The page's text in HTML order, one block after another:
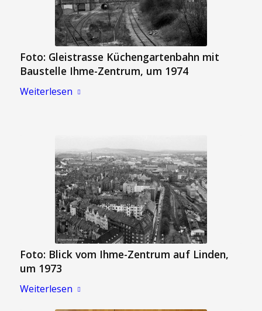
Foto: Gleistrasse Küchengartenbahn mit
Baustelle Ihme-Zentrum, um 1974
Weiterlesen
Foto: Blick vom Ihme-Zentrum auf Linden,
um 1973
Weiterlesen